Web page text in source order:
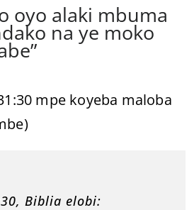
oyo alaki mbuma
na ye moko
mpe koyeba maloba
Biblia elobi: